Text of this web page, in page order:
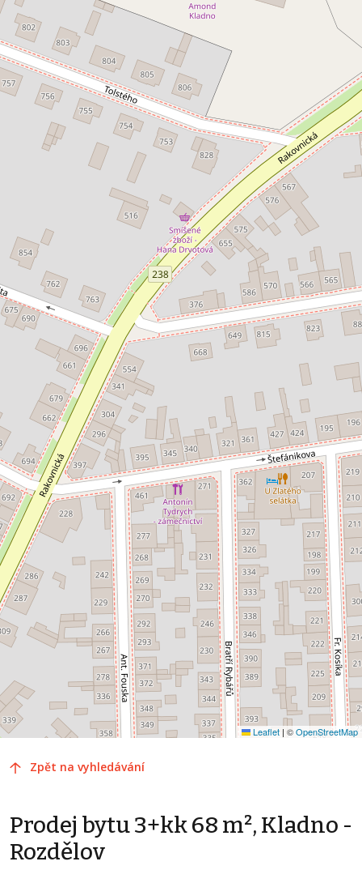
Leaflet | ©OpenStreetMap
Zpět na vyhledávání
Prodej bytu 3+kk 68 m², Kladno -
Rozdělov